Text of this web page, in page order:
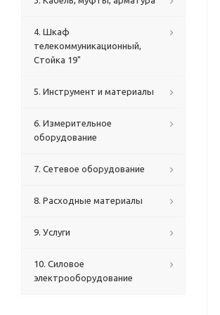
4. Шкаф
телекоммуникационный,
Стойка 19"
5. Инструмент и материалы
6. Измерительное
оборудование
7. Сетевое оборудование
8. Расходные материалы
9. Услуги
10. Силовое
электрооборудование